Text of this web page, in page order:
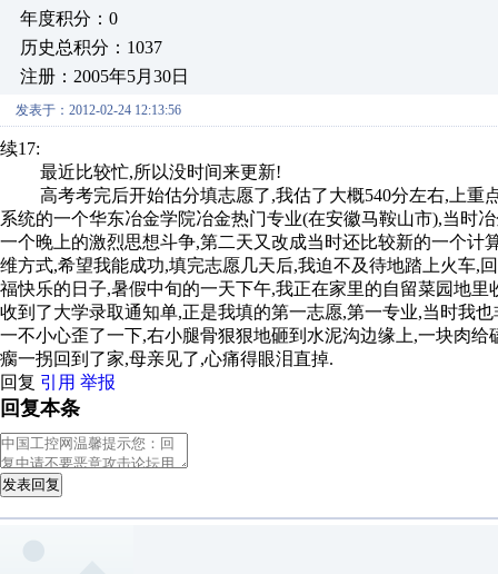
年度积分：0
历史总积分：1037
注册：2005年5月30日
发表于：2012-02-24 12:13:56
续17:
最近比较忙,所以没时间来更新!
高考考完后开始估分填志愿了,我估了大概540分左右,上重
系统的一个华东冶金学院冶金热门专业(在安徽马鞍山市),当时
一个晚上的激烈思想斗争,第二天又改成当时还比较新的一个
维方式,希望我能成功,填完志愿几天后,我迫不及待地踏上火车,
福快乐的日子,暑假中旬的一天下午,我正在家里的自留菜园地
收到了大学录取通知单,正是我填的第一志愿,第一专业,当时我
一不小心歪了一下,右小腿骨狠狠地砸到水泥沟边缘上,一块肉
瘸一拐回到了家,母亲见了,心痛得眼泪直掉.
回复 引用 举报
回复本条
发表回复